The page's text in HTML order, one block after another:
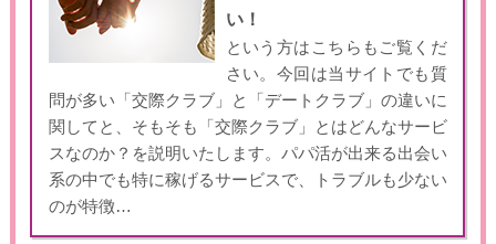
い！
という方はこちらもご覧くだ
さい。今回は当サイトでも質
問が多い「交際クラブ」と「デートクラブ」の違いに
関してと、そもそも「交際クラブ」とはどんなサービ
スなのか？を説明いたします。パパ活が出来る出会い
系の中でも特に稼げるサービスで、トラブルも少ない
のが特徴…